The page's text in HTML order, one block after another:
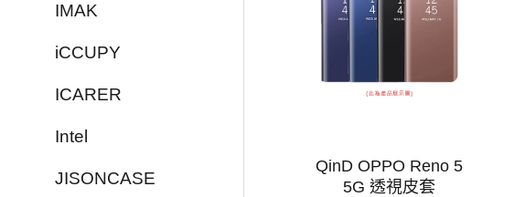
IMAK
iCCUPY
ICARER
Intel
JISONCASE
QinD OPPO Reno 5
5G 透視皮套